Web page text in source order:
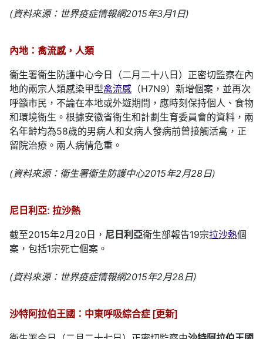
(資料來源：世界疫症情報網2015年3月1日)
內地：禽流感，人類
衞生署衞生防護中心今日（二月二十八日）正密切監察在內
地的兩宗人類感染甲型禽流感 （H7N9）新增個案，並再次
呼籲市民，不論在本地或外遊期間，應時刻保持個人、食物
和環境衞生。根據安徽省衞生和計劃生育委員會的資料，兩
名年齡均為58歲的男病人和女病人發病前曾接觸活禽，正
留院治療。兩人病情危重。
(資料來源：衞生署衞生防護中心2015年2月28日)
尼日利亞: 拉沙熱
截至2015年2月20日， 尼日利亞衞生部報告19宗拉沙熱個
案，包括1宗死亡個案。
(資料來源：世界疫症情報網2015年2月28日)
沙特阿拉伯王國：中東呼吸綜合症 [更新]